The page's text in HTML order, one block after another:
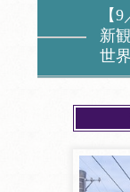
【
新
世